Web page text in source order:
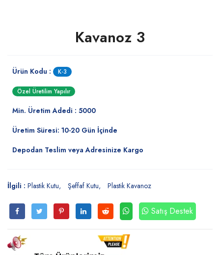
Kavanoz 3
Ürün Kodu : K-3
Özel Üretilim Yapılır
Min. Üretim Adedi : 5000
Üretim Süresi: 10-20 Gün İçinde
Depodan Teslim veya Adresinize Kargo
İlgili : Plastik Kutu Şeffaf Kutu Plastik Kavanoz
Satış Destek